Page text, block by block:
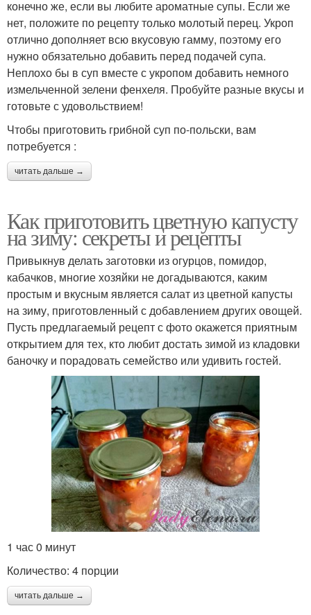
конечно же, если вы любите ароматные супы. Если же
нет, положите по рецепту только молотый перец. Укроп
отлично дополняет всю вкусовую гамму, поэтому его
нужно обязательно добавить перед подачей супа.
Неплохо бы в суп вместе с укропом добавить немного
измельченной зелени фенхеля. Пробуйте разные вкусы и
готовьте с удовольствием!
Чтобы приготовить грибной суп по-польски, вам
потребуется :
читать дальше →
Как приготовить цветную капусту
на зиму: секреты и рецепты
Привыкнув делать заготовки из огурцов, помидор,
кабачков, многие хозяйки не догадываются, каким
простым и вкусным является салат из цветной капусты
на зиму, приготовленный с добавлением других овощей.
Пусть предлагаемый рецепт с фото окажется приятным
открытием для тех, кто любит достать зимой из кладовки
баночку и порадовать семейство или удивить гостей.
1 час 0 минут
Количество: 4 порции
читать дальше →